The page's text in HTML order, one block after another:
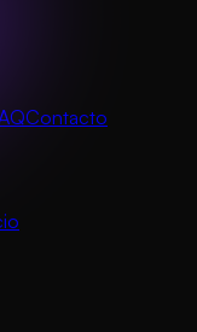
Contacto